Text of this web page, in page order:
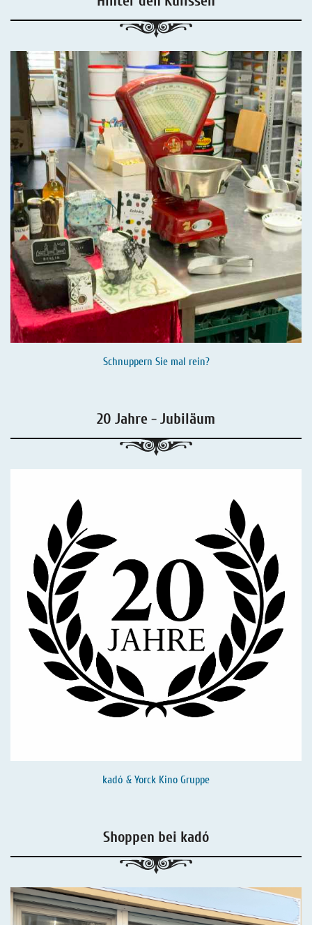
Schnuppern Sie mal rein?
20 Jahre - Jubiläum
kadó & Yorck Kino Gruppe
Shoppen bei kadó